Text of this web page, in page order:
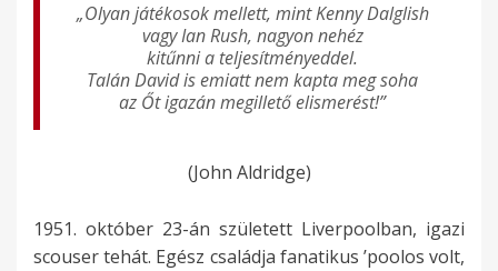
„Olyan játékosok mellett, mint Kenny Dalglish
vagy Ian Rush, nagyon nehéz
kitűnni a teljesítményeddel.
Talán David is emiatt nem kapta meg soha
az Őt igazán megillető elismerést!”
(John Aldridge)
1951. október 23-án született Liverpoolban, igazi
scouser tehát. Egész családja fanatikus ’poolos volt,